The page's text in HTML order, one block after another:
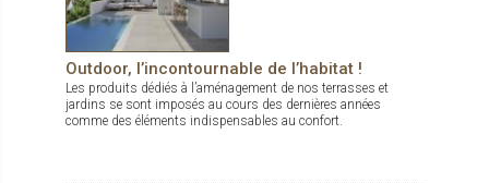
Outdoor, l’incontournable de l’habitat !
Les produits dédiés à l’aménagement de nos terrasses et
jardins se sont imposés au cours des dernières années
comme des éléments indispensables au confort.